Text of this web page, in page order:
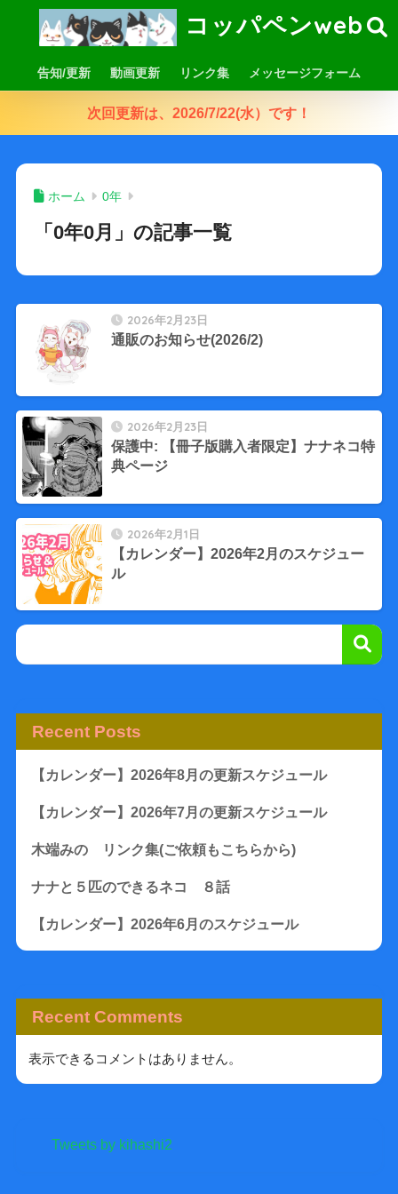
コッパペンweb
告知/更新 動画更新 リンク集 メッセージフォーム
次回更新は、2026/7/22(水）です！
ホーム 0年
「0年0月」の記事一覧
2026年2月23日
通販のお知らせ(2026/2)
2026年2月23日
保護中: 【冊子版購入者限定】ナナネコ特
典ページ
2026年2月1日
【カレンダー】2026年2月のスケジュー
ル
Recent Posts
【カレンダー】2026年8月の更新スケジュール
【カレンダー】2026年7月の更新スケジュール
木端みの リンク集(ご依頼もこちらから)
ナナと５匹のできるネコ ８話
【カレンダー】2026年6月のスケジュール
Recent Comments
表示できるコメントはありません。
Tweets by kihashi2